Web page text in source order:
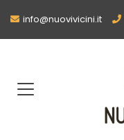
info@nuovivicini.it